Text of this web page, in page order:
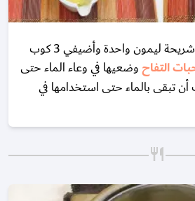
ضعي في وعاء متوسط شريحة ليمون واحدة وأضيفي 3 كوب
التفاحوضعيها في وعاء الماء حتى
تبقى بالماء حتى استخدامها في